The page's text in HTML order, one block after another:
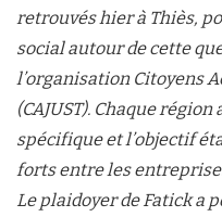
retrouvés hier à Thiès,
social autour de cette
l’organisation Citoyens
(CAJUST). Chaque
spécifique et l’objectif
forts entre les
Le plaidoyer de Fatick a